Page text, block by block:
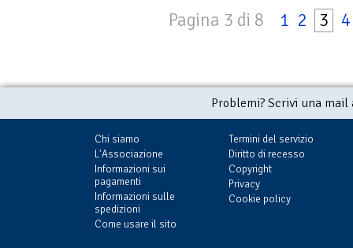
Pagina 3 di 8 1 2 3 4
Problemi? Scrivi una
Chi siamo
L'Associazione
Informazioni sui
pagamenti
Informazioni sulle
spedizioni
Come usare il sito
Termini del servizio
Diritto di recesso
Copyright
Privacy
Cookie policy